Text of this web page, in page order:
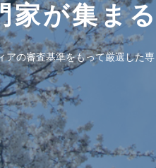
家が集まる
アの審査基準をもって厳選した専